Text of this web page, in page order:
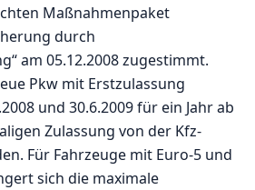
Maßnahmenpaket
durch
am 05.12.2008 zugestimmt.
Pkw mit Erstzulassung
und 30.6.2009 für ein Jahr ab
Zulassung von der Kfz-
Für Fahrzeuge mit Euro-5 und
sich die maximale